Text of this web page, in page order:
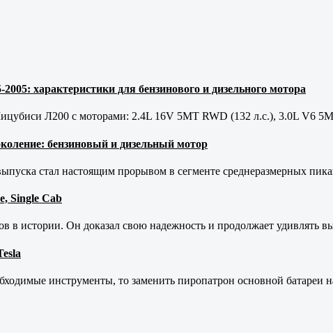
характеристики для бензинового и дизельного мотора
Л200 с моторами: 2.4L 16V 5MT RWD (132 л.с.), 3.0L V6
бензиновый и дизельный мотор
стал настоящим прорывом в сегменте среднеразмерных
Single Cab
истории. Он доказал свою надежность и продолжает удивлять
инструменты, то заменить пиропатрон основной батареи